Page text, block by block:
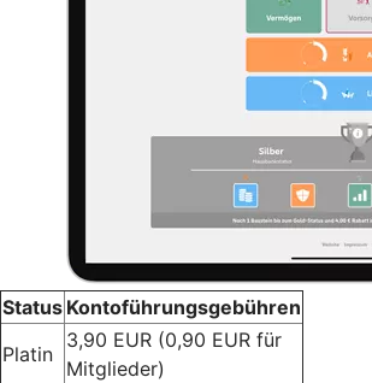
Status Kontoführungsgebühren
Platin
3,90 EUR (0,90 EUR für
Mitglieder)